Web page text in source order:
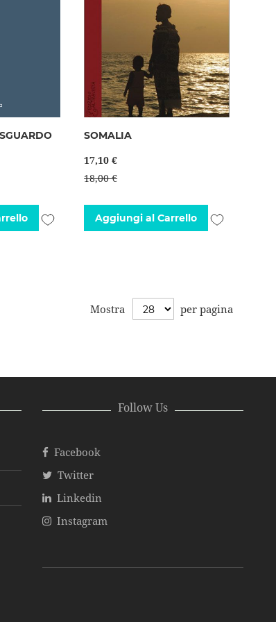
Aggiungi
SOMALIA
17,10 €
18,00 €
Aggiungi al Carrello
Aggiungi
Mostra per pagina
Follow Us
Facebook
Twitter
Linkedin
Instagram